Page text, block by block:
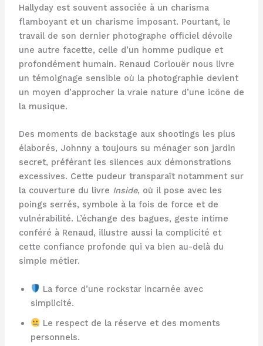
Hallyday est souvent associée à un charisma
flamboyant et un charisme imposant. Pourtant, le
travail de son dernier photographe officiel dévoile
une autre facette, celle d’un homme pudique et
profondément humain. Renaud Corlouër nous livre
un témoignage sensible où la photographie devient
un moyen d’approcher la vraie nature d’une icône de
la musique.
Des moments de backstage aux shootings les plus
élaborés, Johnny a toujours su ménager son jardin
secret, préférant les silences aux démonstrations
excessives. Cette pudeur transparaît notamment sur
la couverture du livre Inside, où il pose avec les
poings serrés, symbole à la fois de force et de
vulnérabilité. L’échange des bagues, geste intime
conféré à Renaud, illustre aussi la complicité et
cette confiance profonde qui va bien au-delà du
simple métier.
La force d’une rockstar incarnée avec
simplicité.
Le respect de la réserve et des moments
personnels.